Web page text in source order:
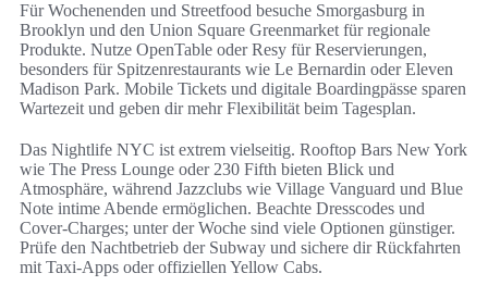
Für Wochenenden und Streetfood besuche Smorgasburg in
Brooklyn und den Union Square Greenmarket für regionale
Produkte. Nutze OpenTable oder Resy für Reservierungen,
besonders für Spitzenrestaurants wie Le Bernardin oder Eleven
Madison Park. Mobile Tickets und digitale Boardingpässe sparen
Wartezeit und geben dir mehr Flexibilität beim Tagesplan.
Das Nightlife NYC ist extrem vielseitig. Rooftop Bars New York
wie The Press Lounge oder 230 Fifth bieten Blick und
Atmosphäre, während Jazzclubs wie Village Vanguard und Blue
Note intime Abende ermöglichen. Beachte Dresscodes und
Cover-Charges; unter der Woche sind viele Optionen günstiger.
Prüfe den Nachtbetrieb der Subway und sichere dir Rückfahrten
mit Taxi-Apps oder offiziellen Yellow Cabs.